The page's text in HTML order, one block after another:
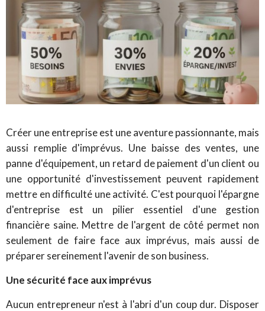
Créer une entreprise est une aventure passionnante, mais
aussi remplie d'imprévus. Une baisse des ventes, une
panne d'équipement, un retard de paiement d'un client ou
une opportunité d'investissement peuvent rapidement
mettre en difficulté une activité. C'est pourquoi l'épargne
d'entreprise est un pilier essentiel d'une gestion
financière saine. Mettre de l'argent de côté permet non
seulement de faire face aux imprévus, mais aussi de
préparer sereinement l'avenir de son business.
Une sécurité face aux imprévus
Aucun entrepreneur n'est à l'abri d'un coup dur. Disposer